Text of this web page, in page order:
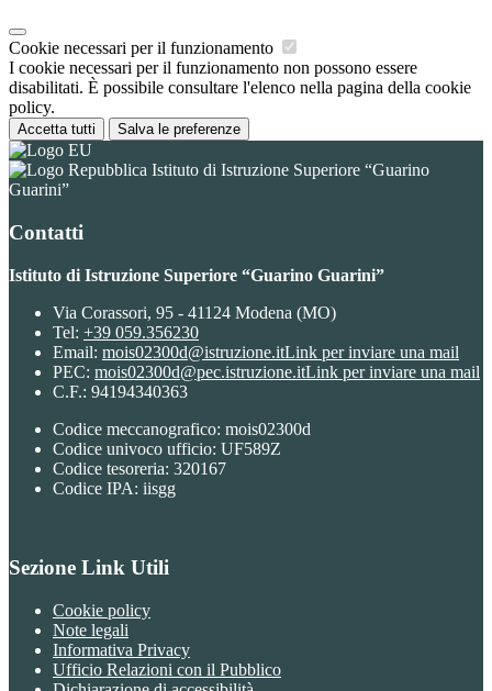
Cookie necessari per il funzionamento
I cookie necessari per il funzionamento non possono essere
disabilitati. È possibile consultare l'elenco nella pagina della cookie
policy.
Accetta tutti Salva le preferenze
Istituto di Istruzione Superiore “Guarino
Guarini”
Contatti
Istituto di Istruzione Superiore “Guarino Guarini”
Via Corassori, 95 - 41124 Modena (MO)
Tel: +39 059.356230
Email: mois02300d@istruzione.itLink per inviare una mail
PEC: mois02300d@pec.istruzione.itLink per inviare una mail
C.F.: 94194340363
Codice meccanografico: mois02300d
Codice univoco ufficio: UF589Z
Codice tesoreria: 320167
Codice IPA: iisgg
Sezione Link Utili
Cookie policy
Note legali
Informativa Privacy
Ufficio Relazioni con il Pubblico